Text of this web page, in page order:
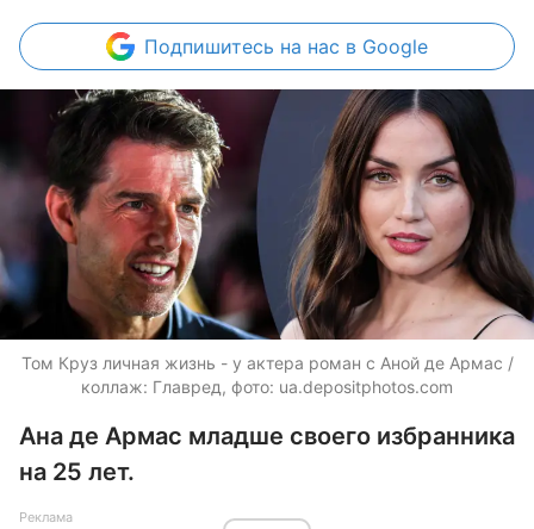
Подпишитесь на нас в Google
Том Круз личная жизнь - у актера роман с Аной де Армас /
коллаж: Главред, фото: ua.depositphotos.com
Ана де Армас младше своего избранника
на 25 лет.
Реклама